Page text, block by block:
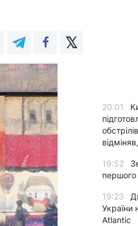
20:01
19:52
першого
19:23
України
Atlantic